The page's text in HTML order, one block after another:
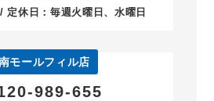
定休日：毎週火曜日、水曜日
モールフィル店
989-655